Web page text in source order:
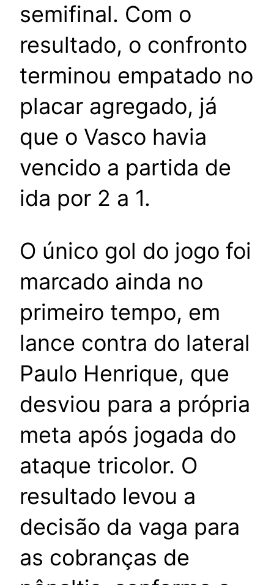
semifinal. Com o
resultado, o confronto
terminou empatado no
placar agregado, já
que o Vasco havia
vencido a partida de
ida por 2 a 1.
O único gol do jogo foi
marcado ainda no
primeiro tempo, em
lance contra do lateral
Paulo Henrique, que
desviou para a própria
meta após jogada do
ataque tricolor. O
resultado levou a
decisão da vaga para
as cobranças de